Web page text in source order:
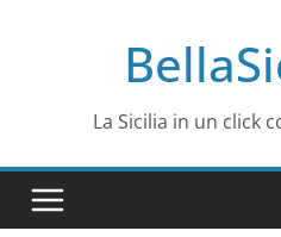
La Sicilia in un click